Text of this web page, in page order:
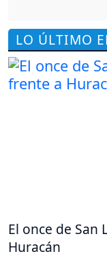
LO ÚLTIMO
El once de San
Huracán